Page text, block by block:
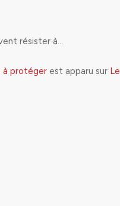
résister à…
à protéger est apparu sur Le